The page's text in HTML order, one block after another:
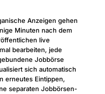
Anzeigen gehen
Minuten nach dem
live
bearbeiten, jede
Jobbörse
sich automatisch
erneutes Eintippen,
separaten Jobbörsen-